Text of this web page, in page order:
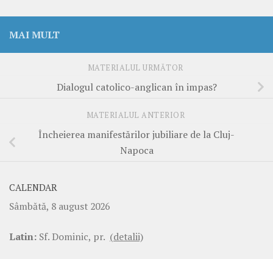
MAI MULT
MATERIALUL URMĂTOR
Dialogul catolico-anglican în impas?
MATERIALUL ANTERIOR
Încheierea manifestărilor jubiliare de la Cluj-
Napoca
CALENDAR
Sâmbătă, 8 august 2026
Latin: Sf. Dominic, pr. (detalii)